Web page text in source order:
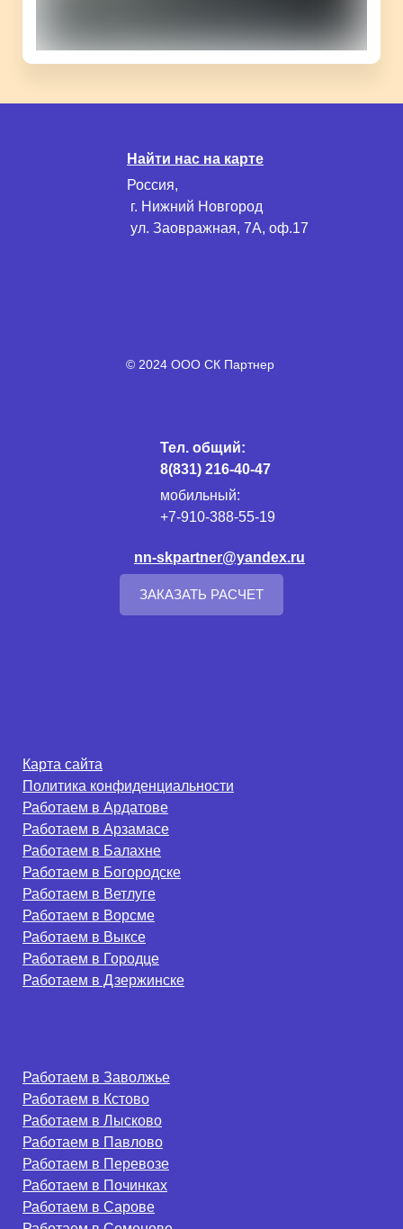
Найти нас на карте
Россия,
г. Нижний Новгород
ул. Заовражная, 7А, оф.17
© 2024 ООО СК Партнер
Тел. общий:
8(831) 216-40-47
мобильный:
+7-910-388-55-19
nn-skpartner@yandex.ru
ЗАКАЗАТЬ РАСЧЕТ
Карта сайта
Политика конфиденциальности
Работаем в Ардатове
Работаем в Арзамасе
Работаем в Балахне
Работаем в Богородске
Работаем в Ветлуге
Работаем в Ворсме
Работаем в Выксе
Работаем в Городце
Работаем в Дзержинске
Работаем в Заволжье
Работаем в Кстово
Работаем в Лысково
Работаем в Павлово
Работаем в Перевозе
Работаем в Починках
Работаем в Сарове